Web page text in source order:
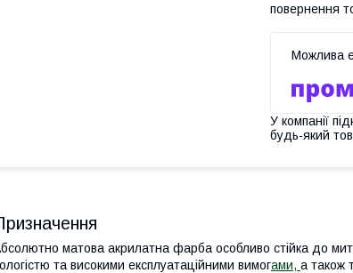
повернення
У компанії
будь-який
матова акрилатна фарба особливо стійка до
та високими експлуатаційними вимогами, а також